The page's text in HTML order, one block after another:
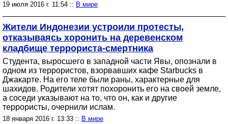
19 июля 2016 г. 11:54 :: В мире
Жители Индонезии устроили протесты,
отказываясь хоронить на деревенском
кладбище террориста-смертника
Студента, выросшего в западной части Явы, опознали в
одном из террористов, взорвавших кафе Starbucks в
Джакарте. На его теле были раны, характерные для
шахидов. Родители хотят похоронить его на своей земле,
а соседи указывают на то, что он, как и другие
террористы, очернили ислам.
18 января 2016 г. 13:33 :: В мире